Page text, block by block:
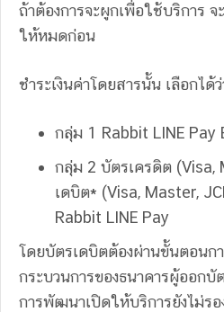
ถ้าต้องการจะผูกเพื่อใช้บริการ จ
ให้หมดก่อน
ชำระเงินค่าโดยสารนั้น เลือกได้
กลุ่ม 1 Rabbit LINE Pay
กลุ่ม 2 บัตรเครดิต (Visa,
เดบิต* (Visa, Master,
Rabbit LINE Pay
โดยบัตรเดบิตต้องผ่านขั้นตอนก
กระบวนการของธนาคารผู้ออกบั
การพัฒนาเปิดให้บริการยังไม่ร